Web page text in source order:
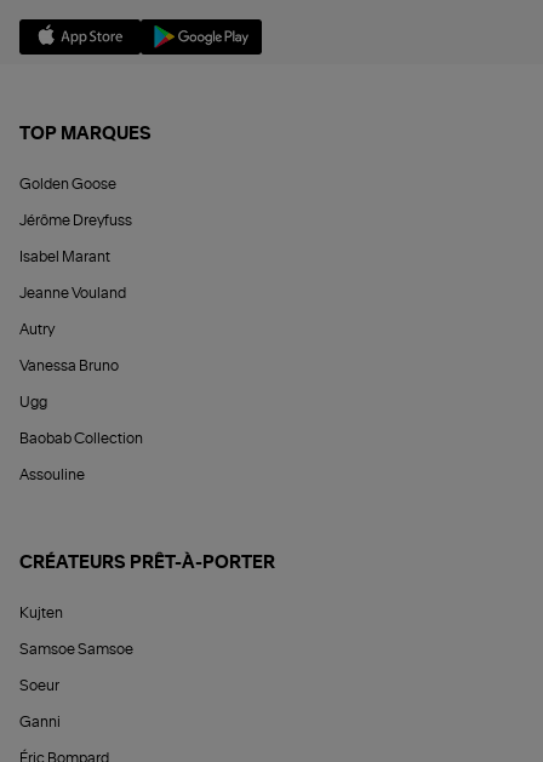
TOP MARQUES
Golden Goose
Jérôme Dreyfuss
Isabel Marant
Jeanne Vouland
Autry
Vanessa Bruno
Ugg
Baobab Collection
Assouline
CRÉATEURS PRÊT-À-PORTER
Kujten
Samsoe Samsoe
Soeur
Ganni
Éric Bompard